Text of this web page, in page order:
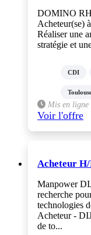
DOMINO RH
Acheteur(se)
Réaliser une
stratégie et
CDI
Mis en ligne
Voir l'offre
Acheteur
Manpower
recherche
technologies
Acheteur -
de to...